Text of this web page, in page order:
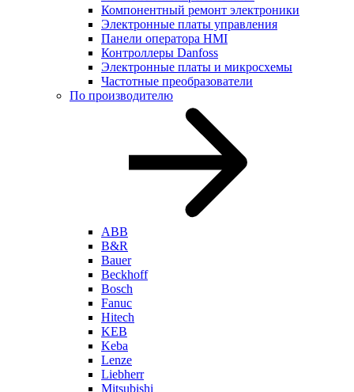
Компонентный ремонт электроники
Электронные платы управления
Панели оператора HMI
Контроллеры Danfoss
Электронные платы и микросхемы
Частотные преобразователи
По производителю
ABB
B&R
Bauer
Beckhoff
Bosch
Fanuc
Hitech
KEB
Keba
Lenze
Liebherr
Mitsubishi